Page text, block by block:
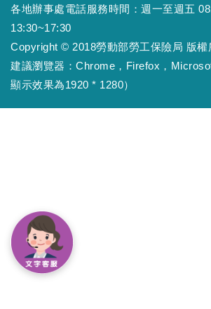
各地辦事處電話服務時間：週一至週五
13:30~17:30
Copyright © 2018勞動部勞工保險局 版權
建議瀏覽器：Chrome，Firefox，
顯示效果為1920 * 1280）